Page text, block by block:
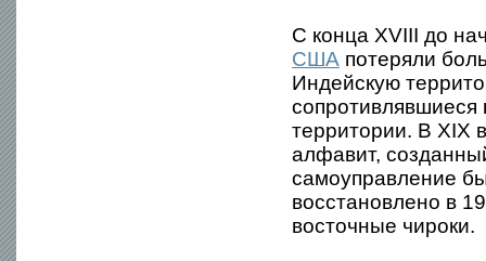
С конца XVIII до
США потеряли
Индейскую
сопротивлявшиеся
территории. В XIX
алфавит,
самоуправление
восстановлено в
восточные чироки.